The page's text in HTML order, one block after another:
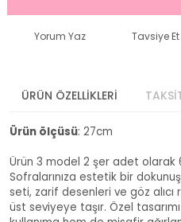
Yorum Yaz Tavsiye Et
ÜRÜN ÖZELLİKLERİ
Ürün ölçüsü: 27cm
Ürün 3 model 2 şer adet olarak
Sofralarınıza estetik bir
seti, zarif desenleri ve göz alıcı
üst seviyeye taşır. Özel